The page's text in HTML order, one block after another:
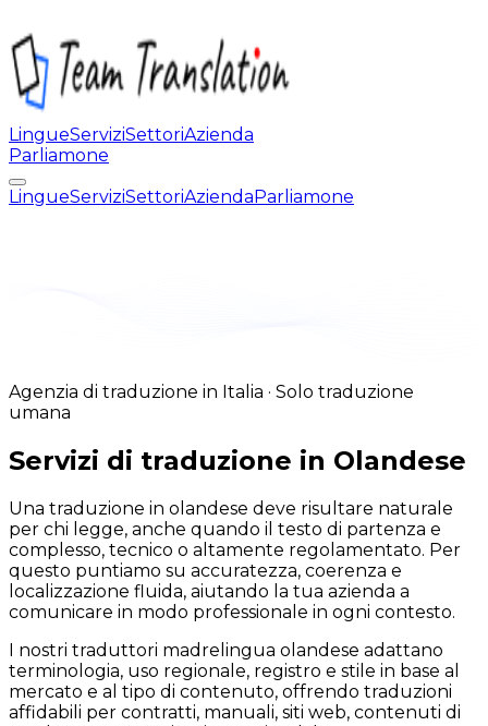
LingueServiziSettoriAzienda
Parliamone
LingueServiziSettoriAziendaParliamone
Agenzia di traduzione in Italia · Solo traduzione
umana
Servizi di traduzione in Olandese
Una traduzione in olandese deve risultare naturale
per chi legge, anche quando il testo di partenza e
complesso, tecnico o altamente regolamentato. Per
questo puntiamo su accuratezza, coerenza e
localizzazione fluida, aiutando la tua azienda a
comunicare in modo professionale in ogni contesto.
I nostri traduttori madrelingua olandese adattano
terminologia, uso regionale, registro e stile in base al
mercato e al tipo di contenuto, offrendo traduzioni
affidabili per contratti, manuali, siti web, contenuti di